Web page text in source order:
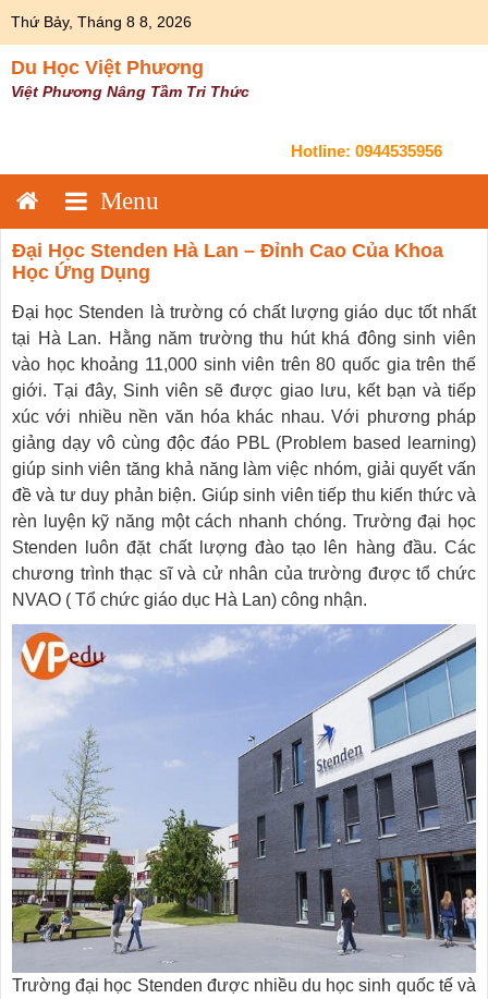
Thứ Bảy, Tháng 8 8, 2026
Du Học Việt Phương
Việt Phương Nâng Tầm Tri Thức
Hotline: 0944535956
Đại Học Stenden Hà Lan – Đỉnh Cao Của Khoa
Học Ứng Dụng
Đại học Stenden là trường có chất lượng giáo dục tốt nhất
tại Hà Lan. Hằng năm trường thu hút khá đông sinh viên
vào học khoảng 11,000 sinh viên trên 80 quốc gia trên thế
giới. Tại đây, Sinh viên sẽ được giao lưu, kết bạn và tiếp
xúc với nhiều nền văn hóa khác nhau. Với phương pháp
giảng dạy vô cùng độc đáo PBL (Problem based learning)
giúp sinh viên tăng khả năng làm việc nhóm, giải quyết vấn
đề và tư duy phản biện. Giúp sinh viên tiếp thu kiến thức và
rèn luyện kỹ năng một cách nhanh chóng. Trường đại học
Stenden luôn đặt chất lượng đào tạo lên hàng đầu. Các
chương trình thạc sĩ và cử nhân của trường được tổ chức
NVAO ( Tổ chức giáo dục Hà Lan) công nhận.
Trường đại học Stenden được nhiều du học sinh quốc tế và